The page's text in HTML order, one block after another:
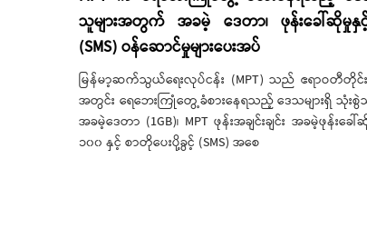
သူများအတွက် အခမဲ့ ဒေတာ၊ ဖုန်းခေါ်ဆိုမှု
(SMS) ဝန်ဆောင်မှုများပေးအပ်
မြန်မာ့ဆက်သွယ်ရေးလုပ်ငန်း (MPT) သည် ဧရာဝတီတိုင်
အတွင်း ရေဘေးကြုံတွေ့ခံစားနေရသည့် ဒေသများရှိ သုံးစွဲသူ
အခမဲ့ဒေတာ (1GB)၊ MPT ဖုန်းအချင်းချင်း အခမဲ့ဖုန်းခေ
၁၀၀ နှင့် စာတိုပေးပို့ခွင့် (SMS) အစေ